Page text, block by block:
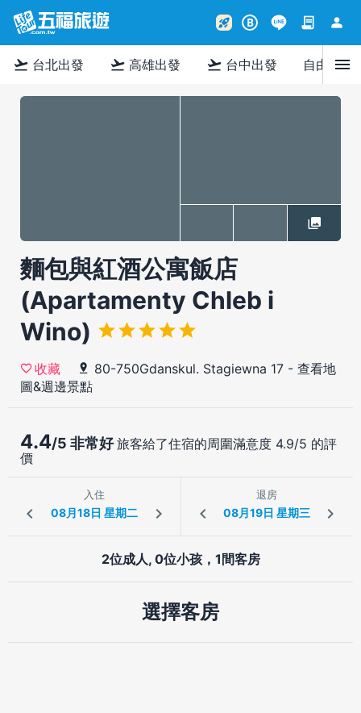
rocket_launch B contract person
flight_takeoff 台北出發 flight_takeoff 高雄出發 flight_takeoff 台中出發 自由行menu
麵包與紅酒公寓飯店
(Apartamenty Chleb i
Wino)
收藏 80-750Gdanskul. Stagiewna 17 - 查看地
圖&週邊景點
4.4/5 非常好旅客給了住宿的周圍滿意度 4.9/5 的評
價
入住 退房
2位成人, 0位小孩，1間客房
選擇客房